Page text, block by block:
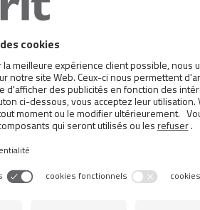
Composants analytiques:
protéine
brute 0,5%, calcium 0,1 %, phosphore 0,3
Ingrédients:vitamine D3 (3a671) 250
manganèse (3b504) 3 mg, iodure de
Additifs technologiques par kg: gomme